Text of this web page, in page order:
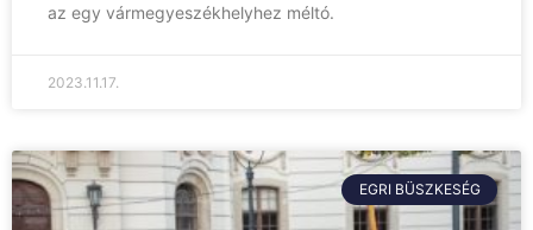
az egy vármegyeszékhelyhez méltó.
2023.11.17.
EGRI BÜSZKESÉG